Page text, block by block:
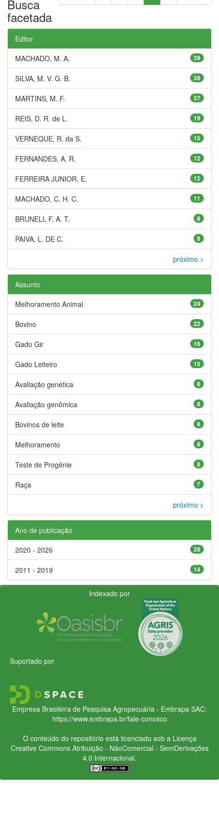
Busca
facetada
Editor
39
MACHADO, M. A.
38
SILVA, M. V. G. B.
37
MARTINS, M. F.
19
REIS, D. R. de L.
15
VERNEQUE, R. da S.
12
FERNANDES, A. R.
12
FERREIRA JUNIOR, E.
11
MACHADO, C. H. C.
8
BRUNELI, F. A. T.
8
PAIVA, L. DE C.
próximo >
Assunto
24
Melhoramento Animal
22
Bovino
16
Gado Gir
15
Gado Leiteiro
8
Avaliação genética
8
Avaliação genômica
8
Bovinos de leite
8
Melhoramento
8
Teste de Progênie
7
Raça
próximo >
Ano de publicação
28
2020 - 2026
14
2011 - 2019
Indexado por
Suportado por
Empresa Brasileira de Pesquisa Agropecuária - Embrapa SAC:
https://www.embrapa.br/fale-conosco
O conteúdo do repositório está licenciado sob a Licença
Creative CommonsAtribuição - NãoComercial - SemDerivações
4.0 Internacional.